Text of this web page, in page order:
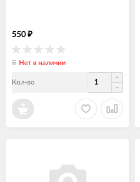
550 ₽
Нет в наличии
Кол-во